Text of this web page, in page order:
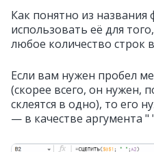
Как понятно из
использовать её для
любое количество строк
Если вам нужен пробел
(скорее всего, он нужен,
склеятся в одно), то его
— в качестве аргумента